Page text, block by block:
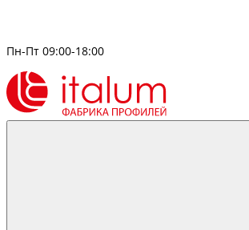
Пн-Пт 09:00-18:00